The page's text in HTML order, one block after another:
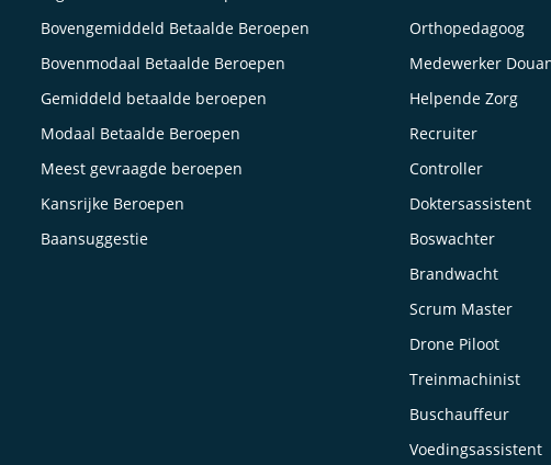
Bovengemiddeld Betaalde Beroepen
Bovenmodaal Betaalde Beroepen
Gemiddeld betaalde beroepen
Modaal Betaalde Beroepen
Meest gevraagde beroepen
Kansrijke Beroepen
Baansuggestie
Orthopedagoog
Medewerker
Helpende Zorg
Recruiter
Controller
Doktersassistent
Boswachter
Brandwacht
Scrum Master
Drone Piloot
Treinmachinist
Buschauffeur
Voedingsassistent